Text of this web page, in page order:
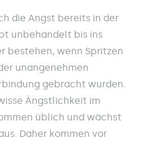
die Angst bereits in der
unbehandelt bis ins
bestehen, wenn Spritzen
unangenehmen
gebracht wurden.
Ängstlichkeit im
üblich und wächst
Daher kommen vor